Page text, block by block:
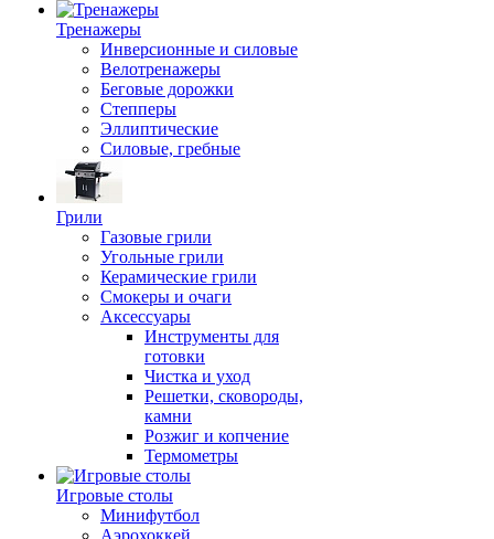
Тренажеры
Инверсионные и силовые
Велотренажеры
Беговые дорожки
Степперы
Эллиптические
Силовые, гребные
Грили
Газовые грили
Угольные грили
Керамические грили
Смокеры и очаги
Аксессуары
Инструменты для
готовки
Чистка и уход
Решетки, сковороды,
камни
Розжиг и копчение
Термометры
Игровые столы
Минифутбол
Аэрохоккей